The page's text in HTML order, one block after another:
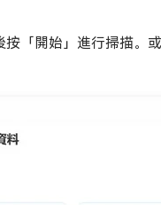
「開始」進行掃描。